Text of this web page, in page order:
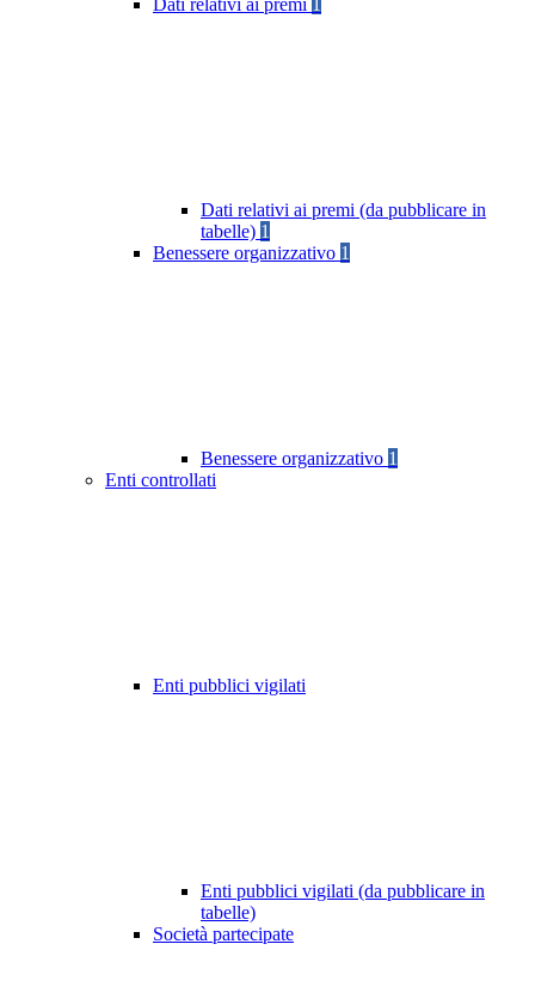
Dati relativi ai premi
Dati relativi ai premi (da pubblicare in
tabelle) 1
Benessere organizzativo 1
Benessere organizzativo 1
Enti controllati
Enti pubblici vigilati
Enti pubblici vigilati (da pubblicare in
tabelle)
Società partecipate